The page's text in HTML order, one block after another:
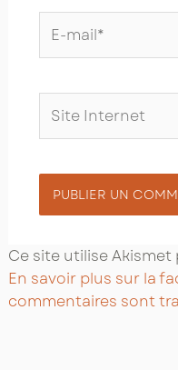
mail*
Internet
Ce site utilise
En savoir plus sur la
commentaires sont